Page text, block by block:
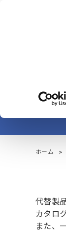
ホーム
代替製
カタロ
また、